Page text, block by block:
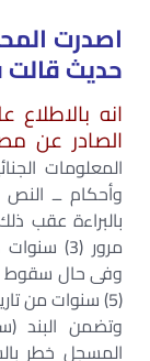
اصدرت
حديث قالت
الصادر عن
المعلومات
وأحكام ــ
بالبراءة عقب
مرور (3)
وفى حال سقوط
(5) سنوات من تاريخ السقوط.
وتضمن البند